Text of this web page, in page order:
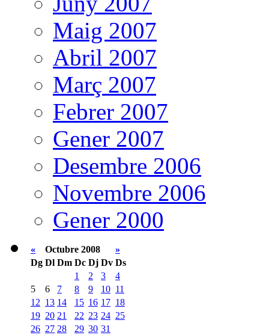
Maig 2007
Abril 2007
Març 2007
Febrer 2007
Gener 2007
Desembre 2006
Novembre 2006
Gener 2000
« Octubre 2008
»
Dg Dl Dm Dc Dj Dv Ds
1
2 3
4
5
6 7 8 9 10 11
12 13 14 15 16 17 18
19 20 21 22 23 24 25
26 27 28 29 30 31